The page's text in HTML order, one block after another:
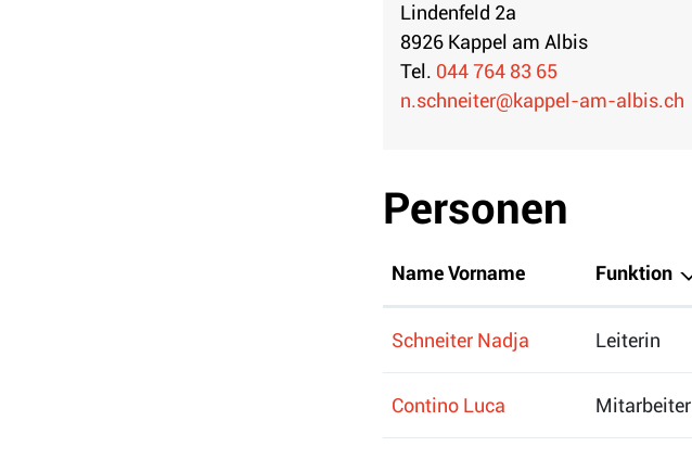
Lindenfeld 2a
8926 Kappel am Albis
Tel. 044 764 83 65
n.schneiter@kappel-am-albis.ch
Personen
Name Vorname Funktion
Schneiter Nadja Leiterin
Contino Luca Mitarbeiter